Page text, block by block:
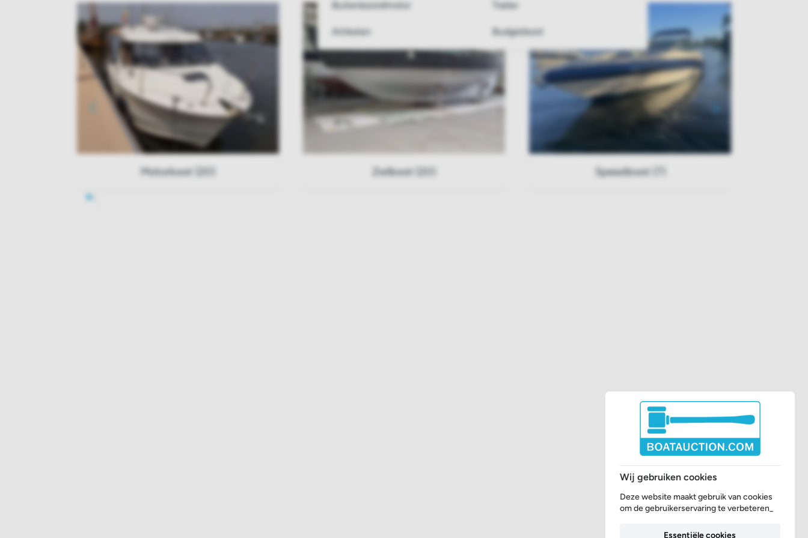
Buitenboordmotor Trailer
Artikelen Budgetboot
Motorboot (20) Zeilboot (20) Speedboot (7)
Wij gebruiken cookies
Deze website maakt gebruik van cookies
om de gebruikerservaring te verbeteren_
Essentiële cookies